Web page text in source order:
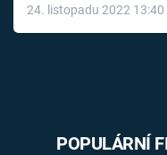
24. listopadu 2022 13:40
POPULÁRNÍ